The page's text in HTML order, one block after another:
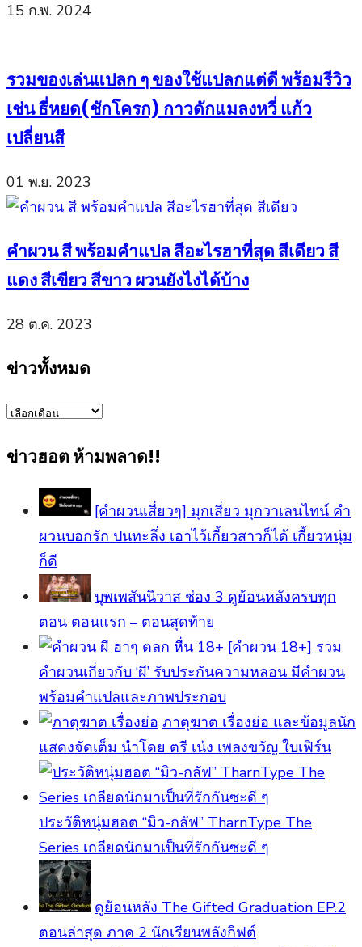
15 ก.พ. 2024
รวมของเล่นแปลก ๆ ของใช้แปลกแต่ดี พร้อมรีวิว
เช่น ธี่หยด(ชักโครก) กาวดักแมลงหวี่ แก้ว
เปลี่ยนสี
01 พ.ย. 2023
คำผวน สี พร้อมคำแปล สีอะไรฮาที่สุด สีเดียว สี
แดง สีเขียว สีขาว ผวนยังไงได้บ้าง
28 ต.ค. 2023
ข่าวทั้งหมด
ข่าว
ข่าวฮอต ห้ามพลาด!!
[คำผวนเสี่ยวๆ] มุกเสี่ยว มุกวาเลนไทน์ คำ
ผวนบอกรัก ปนทะลึ่ง เอาไว้เกี้ยวสาวก็ได้ เกี้ยวหนุ่ม
ก็ดี
บุพเพสันนิวาส ช่อง 3 ดูย้อนหลังครบทุก
ตอน ตอนแรก – ตอนสุดท้าย
[คําผวน 18+] รวม
คำผวนเกี่ยวกับ ‘ผี’ รับประกันความหลอน มีคำผวน
พร้อมคำแปลและภาพประกอบ
ภาตุฆาต เรื่องย่อ และข้อมูลนัก
แสดงจัดเต็ม นำโดย ตรี เน๋ง เพลงขวัญ ใบเฟิร์น
ประวัติหนุ่มฮอต “มิว-กลัฟ” TharnType The
Series เกลียดนักมาเป็นที่รักกันซะดี ๆ
ดูย้อนหลัง The Gifted Graduation EP.2
ตอนล่าสุด ภาค 2 นักเรียนพลังกิฟต์